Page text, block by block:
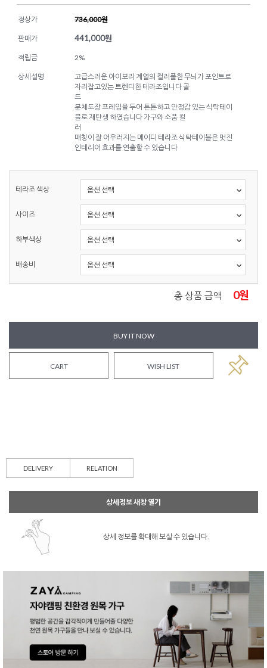
정상가 736,000원
판매가 441,000원
적립금 2%
상세설명
고급스러운 아이보리 계열의 컬러풀한 무늬가 포인트로
자리잡고있는 트렌디한 테라조입니다 골
드
분체도장 프레임을 두어 튼튼하고 안정감 있는 식탁테이
블로 재탄생 하였습니다 가구와 소품 컬
러
매칭이 잘 어우러지는 메이디 테라조 식탁테이블은 멋진
인테리어 효과를 연출할 수 있습니다
테라조 색상
사이즈
하부색상
배송비
총 상품 금액 0원
BUY IT NOW
CART WISH LIST
DELIVERY RELATION
상세정보 새창 열기
상세 정보를 확대해 보실 수 있습니다.